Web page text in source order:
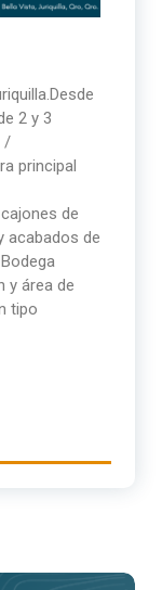
2 y 3
/
principal
de
acabados de
Bodega
y área de
tipo